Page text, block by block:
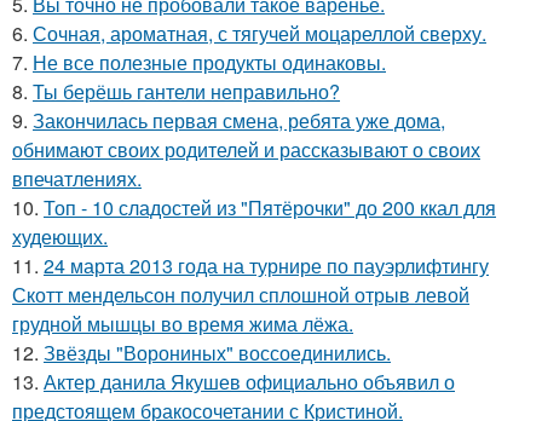
6. Сочная, ароматная, с тягучей моцареллой сверху.
7. Не все полезные продукты одинаковы.
8. Ты берёшь гантели неправильно?
9. Закончилась первая смена, ребята уже дома,
обнимают своих родителей и рассказывают о своих
впечатлениях.
10. Топ - 10 сладостей из "Пятёрочки" до 200 ккал для
худеющих.
11. 24 марта 2013 года на турнире по пауэрлифтингу
Скотт мендельсон получил сплошной отрыв левой
грудной мышцы во время жима лёжа.
12. Звёзды "Ворониных" воссоединились.
13. Актер данила Якушев официально объявил о
предстоящем бракосочетании с Кристиной.